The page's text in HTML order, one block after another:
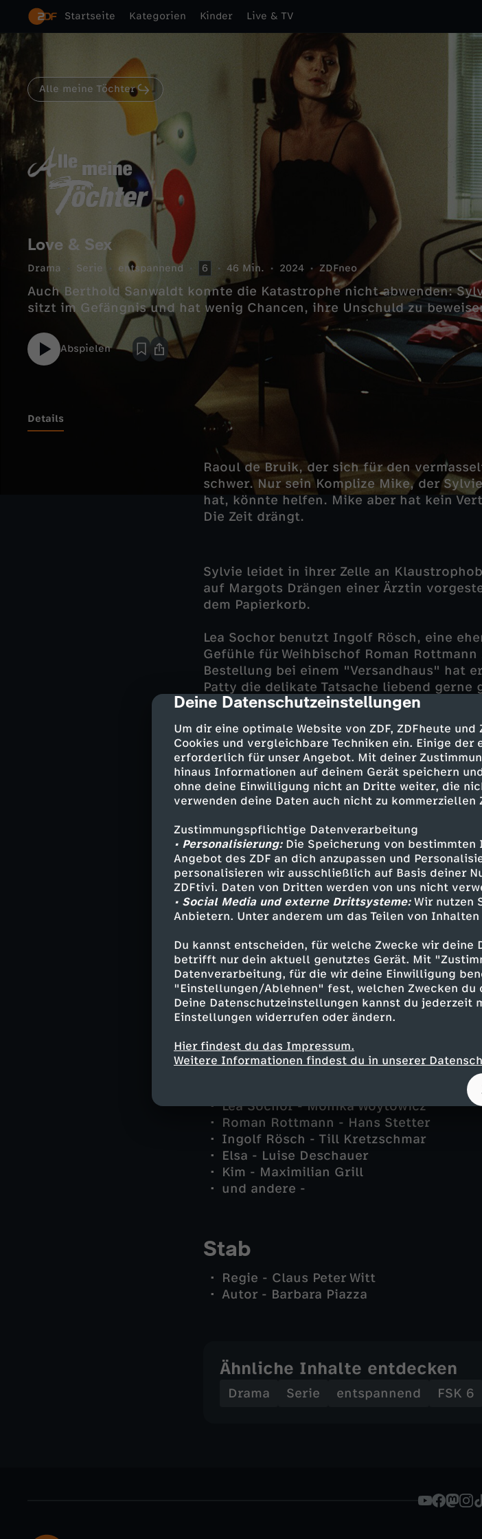
cmp-dialog-description
Deine Datenschutzeinstellungen
Um dir eine optimale Website von ZDF, ZDFheute
Cookies und vergleichbare Techniken ein. Einige der
erforderlich für unser Angebot. Mit deiner
hinaus Informationen auf deinem Gerät speichern
ohne deine Einwilligung nicht an Dritte weiter, die
verwenden deine Daten auch nicht zu kommerziellen
Zustimmungspflichtige Datenverarbeitung
• Personalisierung:Die Speicherung von
Angebot des ZDF an dich anzupassen und
personalisieren wir ausschließlich auf Basis deiner
ZDFtivi. Daten von Dritten werden von uns nicht
• Social Media und externe Drittsysteme:Wir nutzen
Anbietern. Unter anderem um das Teilen von
Du kannst entscheiden, für welche Zwecke wir
betrifft nur dein aktuell genutztes Gerät. Mit
Datenverarbeitung, für die wir deine Einwilligung
"Einstellungen/Ablehnen" fest, welchen Zwecken
Deine Datenschutzeinstellungen kannst du jederzeit
Einstellungen widerrufen oder ändern.
Hier findest du das Impressum.
Weitere Informationen findest du in unserer
Startseite Kategorien Kinder Live & TV
Alle meine Töchter
Love & Sex
Drama Serie entspannend 6 46 Min. 2024 ZDFneo
Auch Berthold Sanwaldt konnte die Katastrophe nicht abwenden:
sitzt im Gefängnis und hat wenig Chancen, ihre Unschuld zu
Abspielen
Details
Raoul de Bruik, der sich für den
schwer. Nur sein Komplize Mike, der
hat, könnte helfen. Mike aber hat kein
Die Zeit drängt.
Sylvie leidet in ihrer Zelle an
auf Margots Drängen einer Ärztin
dem Papierkorb.
Lea Sochor benutzt Ingolf Rösch, eine
Gefühle für Weihbischof Roman
Bestellung bei einem "Versandhaus" hat
Patty die delikate Tatsache liebend gerne
nehmen wieder einmal kein Ende, und in
Ehepaar Sanwaldt sorgt sich um die
schlafen, und Kim findet die
Deshalb beschließt er, wenigstens einige
sucht Pattys Zimmer auf.
umworben wird. Zum ersten Mal erfährt
seinen Zustand nicht mehr länger
stellen. Diese weist ihr wutentbrannt die
später vor ihr steht und fest entschlossen
Lea sich entscheiden.
Darsteller
Berthold Sanwaldt - Günter Mack
Margot Sanwaldt - Jutta Speidel
Dr. Anna Sanwaldt - Ursula Buschhorn
Sylvie Sanwaldt - Julia Dahmen
Patty Sanwaldt - Fritzi und Floriane
Lea Sochor - Monika Woytowicz
Roman Rottmann - Hans Stetter
Ingolf Rösch - Till Kretzschmar
Elsa - Luise Deschauer
Kim - Maximilian Grill
und andere -
Stab
Regie - Claus Peter Witt
Autor - Barbara Piazza
Ähnliche Inhalte entdecken
Drama Serie entspannend FSK 6